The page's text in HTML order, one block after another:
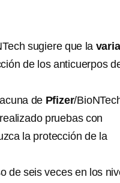
sugiere que la
de los anticuerpos
de Pfizer/
pruebas con
la protección de la
de seis veces en los